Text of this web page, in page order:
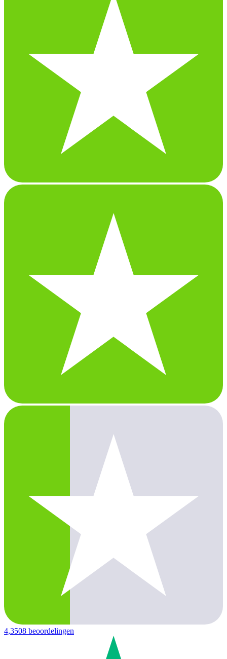
4,3508 beoordelingen